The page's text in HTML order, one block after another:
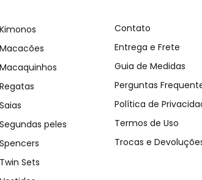
Kimonos
Macacões
Macaquinhos
Regatas
Saias
Segundas peles
Spencers
Twin Sets
Contato
Entrega e Frete
Guia de Medidas
Perguntas
Política de
Termos de Uso
Trocas e